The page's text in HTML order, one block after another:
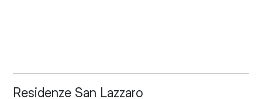
Residenze San Lazzaro